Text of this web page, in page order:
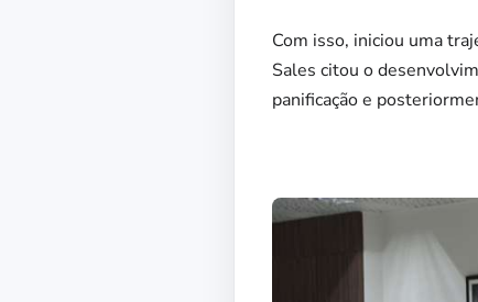
Com isso, iniciou uma
Sales citou o
panificação e